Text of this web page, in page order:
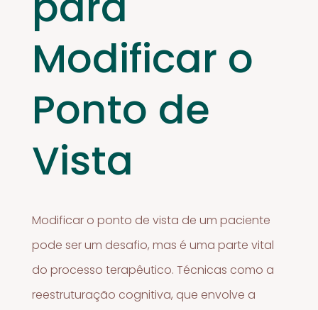
Modificar o
Ponto de
Vista
Modificar o ponto de vista de um paciente
pode ser um desafio, mas é uma parte vital
do processo terapêutico. Técnicas como a
reestruturação cognitiva, que envolve a